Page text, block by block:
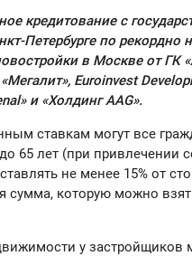
кредитование с
Петербургепо рекордно
в Москве отГК
«Мегалит», Euroinvest
» и «ХолдингAAG».
ставкам могут все
65 лет(при привлечении
не менее 15% от
которую можно
у застройщиков